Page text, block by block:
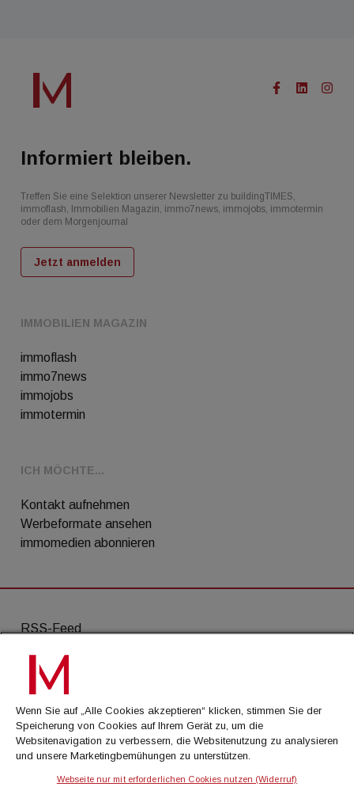
IMMOBILIEN MAGAZIN
immoflash
immo7news
immojobs
immotermin
ICH MÖCHTE...
Kontakt aufnehmen
Werbeformate ansehen
immomedien abonnieren
Informiert bleiben.
Treffen Sie eine Selektion unserer Newsletter zu buildingTIMES,
immoflash, Immobilien Magazin, immo7news, immojobs, immotermin
oder dem Morgenjournal
Jetzt anmelden
RSS-Feed
AGB
Datenschutz
Kontakt
Impressum
Wenn Sie auf „Alle Cookies akzeptieren“ klicken, stimmen Sie der
Speicherung von Cookies auf Ihrem Gerät zu, um die
Websitenavigation zu verbessern, die Websitenutzung zu analysieren
und unsere Marketingbemühungen zu unterstützen.
Webseite nur mit erforderlichen Cookies nutzen (Widerruf)